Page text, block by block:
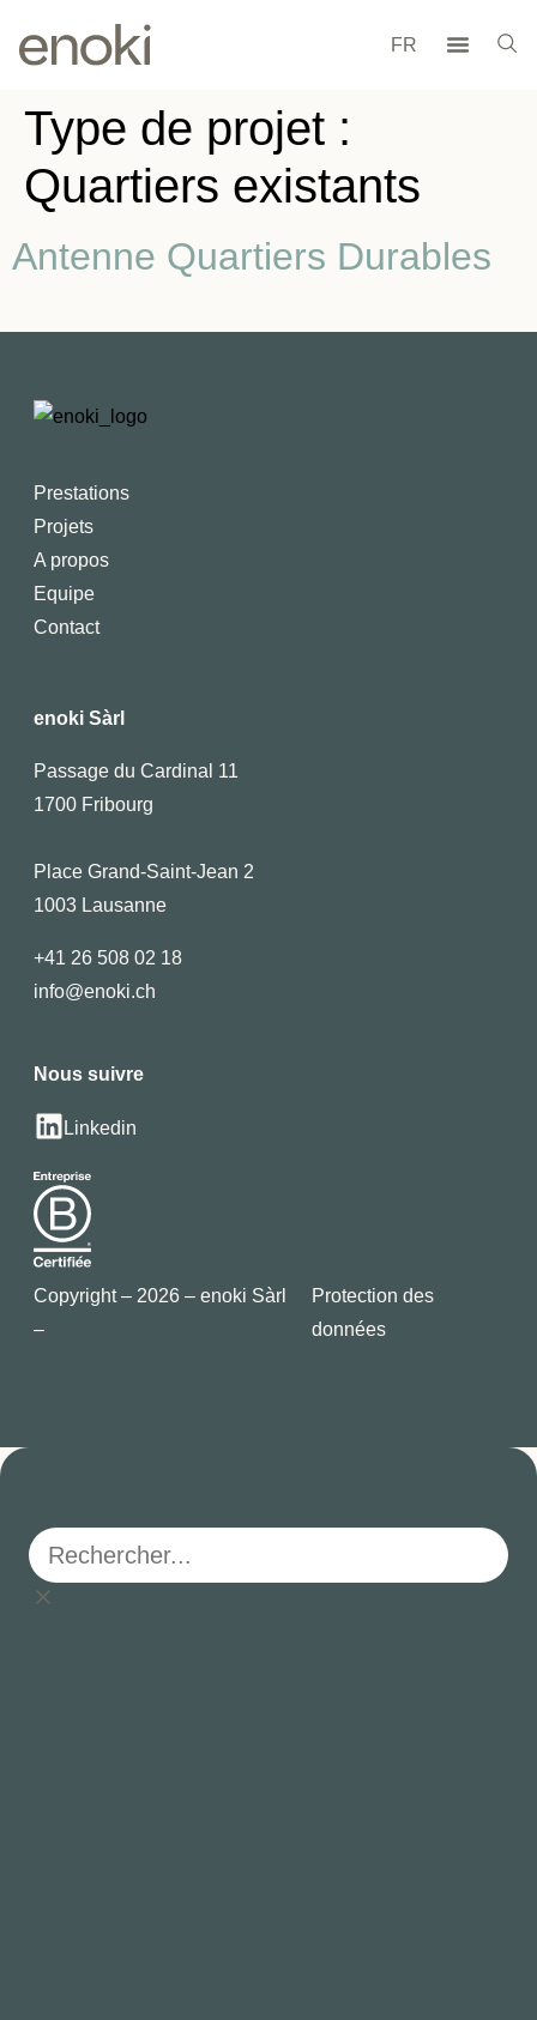
FR
Type de projet :
Quartiers existants
Antenne Quartiers Durables
Prestations
Projets
A propos
Equipe
Contact
enoki Sàrl
Passage du Cardinal 11
1700 Fribourg
Place Grand-Saint-Jean 2
1003 Lausanne
+41 26 508 02 18
info@enoki.ch
Nous suivre
Linkedin
Copyright – 2026 – enoki Sàrl
–
Protection des
données